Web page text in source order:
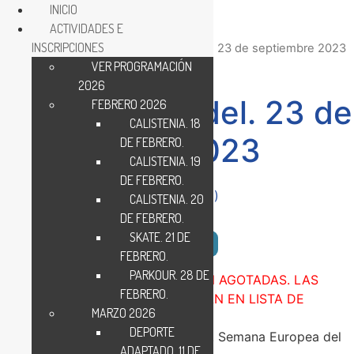
/Inscripciones / Torneo de Pádel. 23 de septiembre 2023
Torneo de Pádel. 23 de
septiembre 2023
valoración de usuario)
VER IMÁGENES DE LAS JORNADAS
LAS PLAZAS ESTÁN AGOTADAS. LAS
NUEVAS INSCRIPCIONES ENTRARÁN EN LISTA DE
ESPERA.
de septiembre de 2023. Semana Europea del
INICIO
ACTIVIDADES E
INSCRIPCIONES
VER PROGRAMACIÓN
2026
FEBRERO 2026
CALISTENIA. 18
DE FEBRERO.
CALISTENIA. 19
DE FEBRERO.
CALISTENIA. 20
DE FEBRERO.
SKATE. 21 DE
FEBRERO.
PARKOUR. 28 DE
FEBRERO.
MARZO 2026
DEPORTE
ADAPTADO. 11 DE